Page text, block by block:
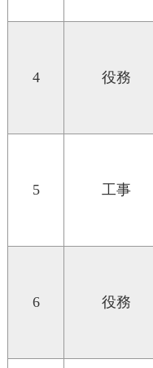
4 役務
5 工事
6 役務